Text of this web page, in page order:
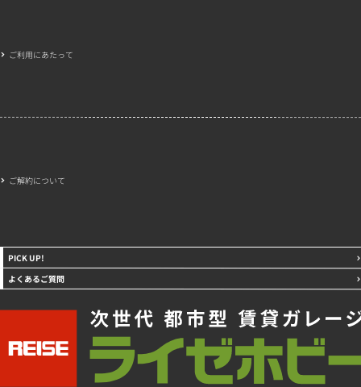
ご利用にあたって
ご解約について
PICK UP!
よくあるご質問